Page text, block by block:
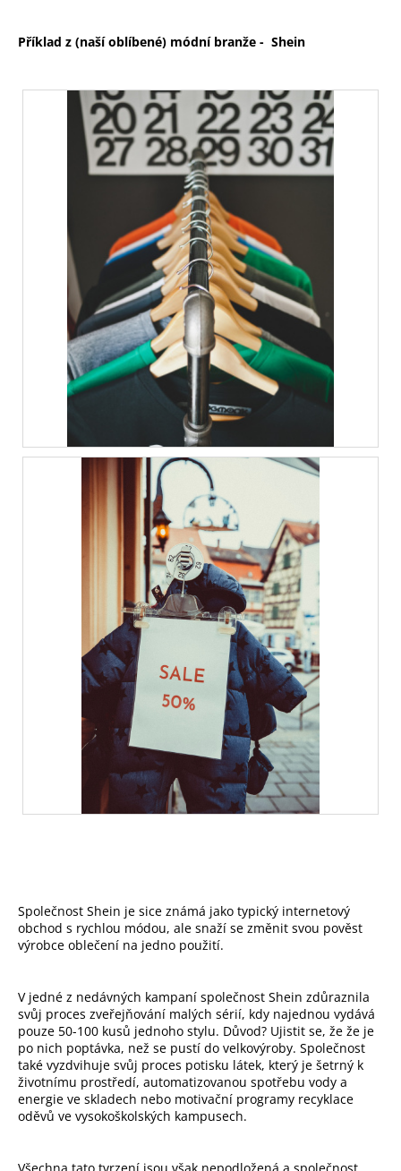
Příklad z (naší oblíbené) módní branže - Shein
Společnost Shein je sice známá jako typický internetový
obchod s rychlou módou, ale snaží se změnit svou pověst
výrobce oblečení na jedno použití.
V jedné z nedávných kampaní společnost Shein zdůraznila
svůj proces zveřejňování malých sérií, kdy najednou vydává
pouze 50-100 kusů jednoho stylu. Důvod? Ujistit se, že že je
po nich poptávka, než se pustí do velkovýroby. Společnost
také vyzdvihuje svůj proces potisku látek, který je šetrný k
životnímu prostředí, automatizovanou spotřebu vody a
energie ve skladech nebo motivační programy recyklace
oděvů ve vysokoškolských kampusech.